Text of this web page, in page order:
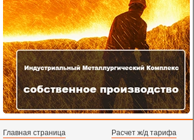
Главная страница Расчет ж/д тарифа